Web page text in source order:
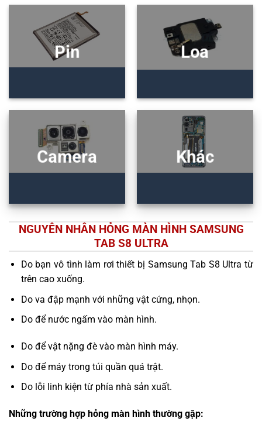
Pin Loa
Camera Khác
NGUYÊN NHÂN HỎNG MÀN HÌNH SAMSUNG
TAB S8 ULTRA
Do bạn vô tình làm rơi thiết bị Samsung Tab S8 Ultra từ
trên cao xuống.
Do va đập mạnh với những vật cứng, nhọn.
Do để nước ngấm vào màn hình.
Do để vật nặng đè vào màn hình máy.
Do để máy trong túi quần quá trật.
Do lỗi linh kiện từ phía nhà sản xuất.
Những trường hợp hỏng màn hình thường gặp: